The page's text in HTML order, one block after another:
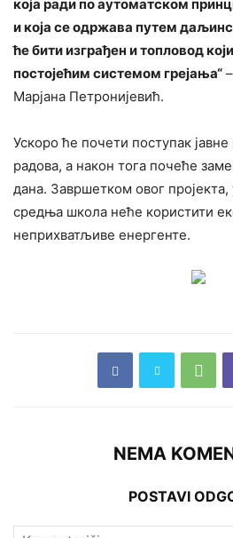
која ради по аутоматском
и која се одржава путем
ће бити изграђен и топловод
постојећим системом грејања“
Марјана Петронијевић.
Ускоро ће почети поступак
радова, а након тога почеће
дана. Завршетком овог
средња школа неће користити
неприхватљиве енергенте.
NEMA
POSTAVI